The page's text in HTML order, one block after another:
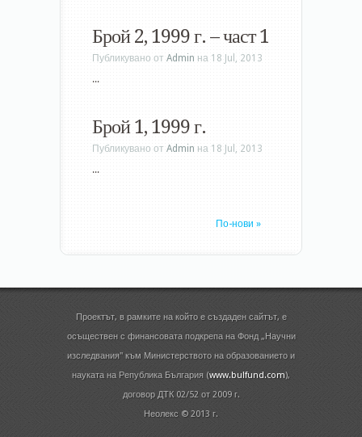
Брой 2, 1999 г. – част 1
Публикувано от Admin на 18 Jul, 2013
...
Брой 1, 1999 г.
Публикувано от Admin на 18 Jul, 2013
...
По-нови »
Проектът, в рамките на който е създаден сайтът, е
осъществен с финансовата подкрепа на Фонд „Научни
изследвания" към Министерството на образованието и
науката на Република България (www.bulfund.com),
договор ДТК 02/52 от 2009 г.
Неолекс © 2013 г.